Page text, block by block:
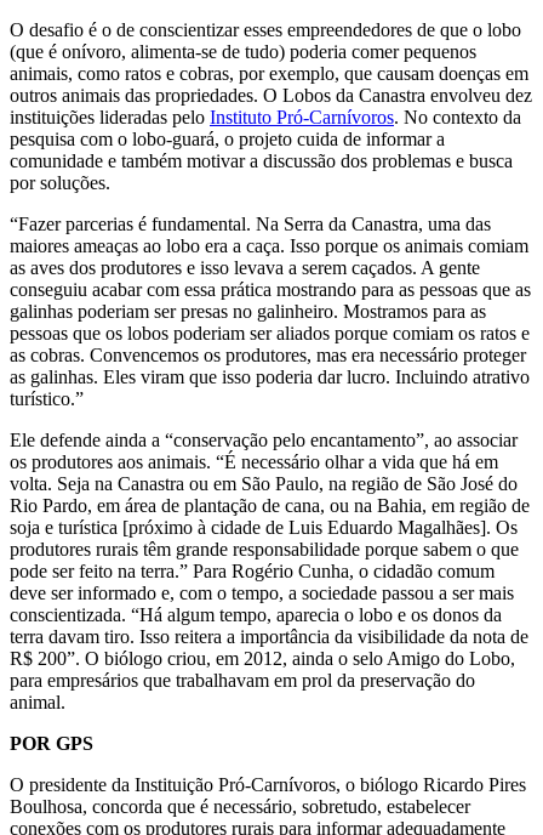
O desafio é o de conscientizar esses empreendedores de que o lobo
(que é onívoro, alimenta-se de tudo) poderia comer pequenos
animais, como ratos e cobras, por exemplo, que causam doenças em
outros animais das propriedades. O Lobos da Canastra envolveu dez
instituições lideradas pelo Instituto Pró-Carnívoros. No contexto da
pesquisa com o lobo-guará, o projeto cuida de informar a
comunidade e também motivar a discussão dos problemas e busca
por soluções.
“Fazer parcerias é fundamental. Na Serra da Canastra, uma das
maiores ameaças ao lobo era a caça. Isso porque os animais comiam
as aves dos produtores e isso levava a serem caçados. A gente
conseguiu acabar com essa prática mostrando para as pessoas que as
galinhas poderiam ser presas no galinheiro. Mostramos para as
pessoas que os lobos poderiam ser aliados porque comiam os ratos e
as cobras. Convencemos os produtores, mas era necessário proteger
as galinhas. Eles viram que isso poderia dar lucro. Incluindo atrativo
turístico.”
Ele defende ainda a “conservação pelo encantamento”, ao associar
os produtores aos animais. “É necessário olhar a vida que há em
volta. Seja na Canastra ou em São Paulo, na região de São José do
Rio Pardo, em área de plantação de cana, ou na Bahia, em região de
soja e turística [próximo à cidade de Luis Eduardo Magalhães]. Os
produtores rurais têm grande responsabilidade porque sabem o que
pode ser feito na terra.” Para Rogério Cunha, o cidadão comum
deve ser informado e, com o tempo, a sociedade passou a ser mais
conscientizada. “Há algum tempo, aparecia o lobo e os donos da
terra davam tiro. Isso reitera a importância da visibilidade da nota de
R$ 200”. O biólogo criou, em 2012, ainda o selo Amigo do Lobo,
para empresários que trabalhavam em prol da preservação do
animal.
POR GPS
O presidente da Instituição Pró-Carnívoros, o biólogo Ricardo Pires
Boulhosa, concorda que é necessário, sobretudo, estabelecer
conexões com os produtores rurais para informar adequadamente